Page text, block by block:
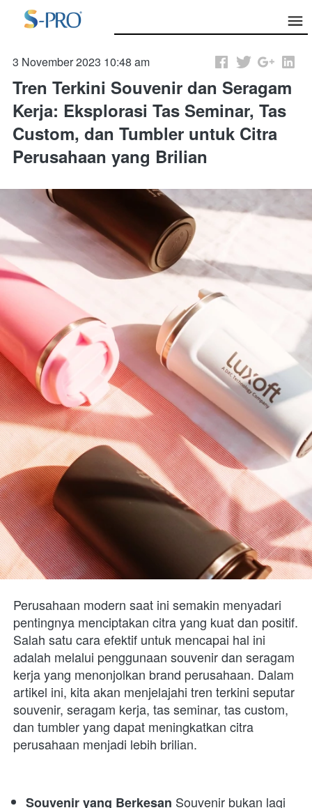
3 November 2023 10:48 am
Tren Terkini Souvenir dan Seragam
Kerja: Eksplorasi Tas Seminar, Tas
Custom, dan Tumbler untuk Citra
Perusahaan yang Brilian
Perusahaan modern saat ini semakin menyadari
pentingnya menciptakan citra yang kuat dan positif.
Salah satu cara efektif untuk mencapai hal ini
adalah melalui penggunaan souvenir dan seragam
kerja yang menonjolkan brand perusahaan. Dalam
artikel ini, kita akan menjelajahi tren terkini seputar
souvenir, seragam kerja, tas seminar, tas custom,
dan tumbler yang dapat meningkatkan citra
perusahaan menjadi lebih brilian.
Souvenir yang Berkesan Souvenir bukan lagi